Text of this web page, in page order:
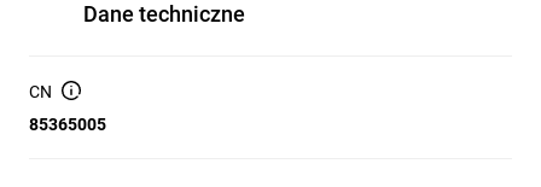
Dane techniczne
CN
85365005